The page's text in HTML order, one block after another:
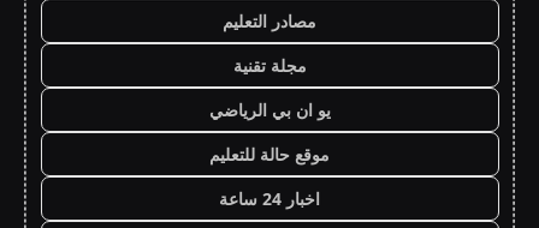
مصادر التعليم
مجلة تقنية
يو ان بي الرياضي
موقع حالة للتعليم
اخبار 24 ساعة